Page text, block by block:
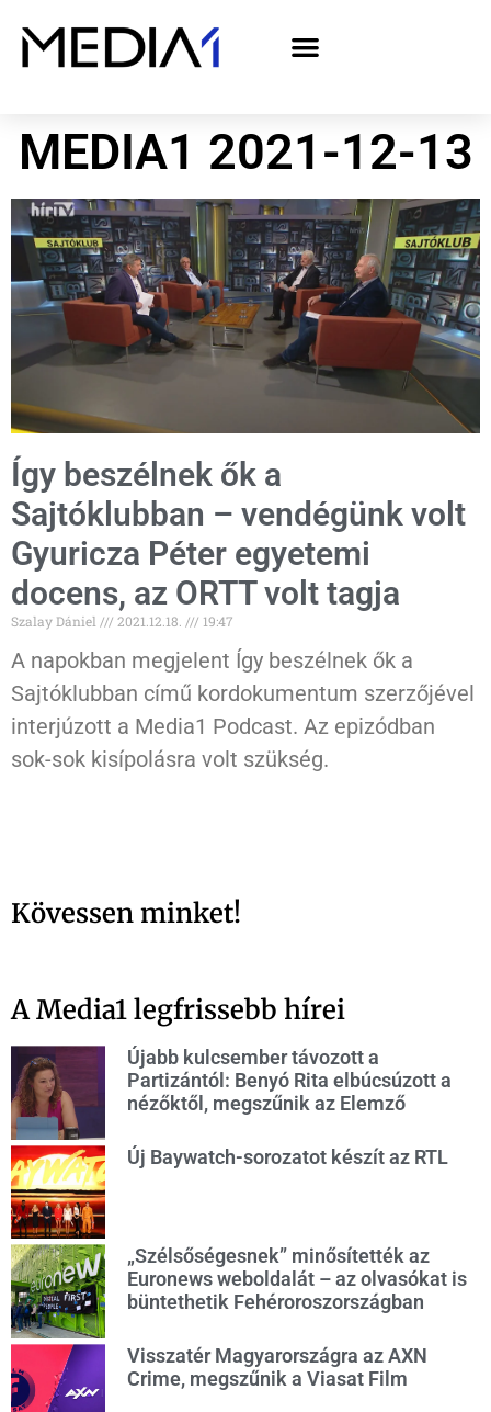
MEDIA1 2021-12-13
Így beszélnek ők a
Sajtóklubban – vendégünk volt
Gyuricza Péter egyetemi
docens, az ORTT volt tagja
Szalay Dániel 2021.12.18. 19:47
A napokban megjelent Így beszélnek ők a
Sajtóklubban című kordokumentum szerzőjével
interjúzott a Media1 Podcast. Az epizódban
sok-sok kisípolásra volt szükség.
Kövessen minket!
A Media1 legfrissebb hírei
Újabb kulcsember távozott a
Partizántól: Benyó Rita elbúcsúzott a
nézőktől, megszűnik az Elemző
Új Baywatch-sorozatot készít az RTL
„Szélsőségesnek” minősítették az
Euronews weboldalát – az olvasókat is
büntethetik Fehéroroszországban
Visszatér Magyarországra az AXN
Crime, megszűnik a Viasat Film